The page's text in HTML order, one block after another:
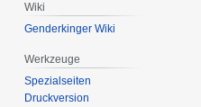
Wiki
Genderkinger Wiki
Werkzeuge
Spezialseiten
Druckversion